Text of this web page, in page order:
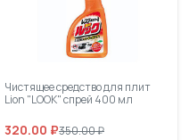
Чистящее средство для плит
Lion "LOOK" спрей 400 мл
320.00 ₽350.00 ₽